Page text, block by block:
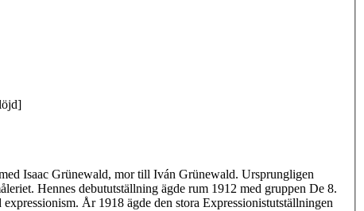
Isaac Grünewald, mor till Iván Grünewald. Ursprungligen
Hennes debututställning ägde rum 1912 med gruppen De 8.
År 1918 ägde den stora Expressionistutställningen